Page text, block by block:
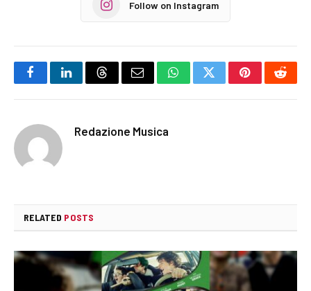
Follow on Instagram
FacebookLinkedInThreadsEmail WhatsAppTwitterPinterest
Redazione Musica
RELATED POSTS